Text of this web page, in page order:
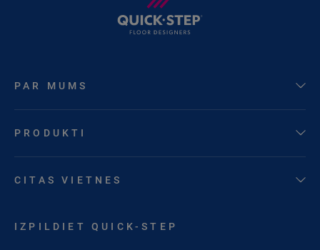
PAR MUMS
PRODUKTI
CITAS VIETNES
IZPILDIET QUICK-STEP